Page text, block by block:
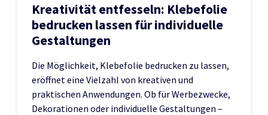
Kreativität entfesseln: Klebefolie
bedrucken lassen für individuelle
Gestaltungen
Die Möglichkeit, Klebefolie bedrucken zu lassen,
eröffnet eine Vielzahl von kreativen und
praktischen Anwendungen. Ob für Werbezwecke,
Dekorationen oder individuelle Gestaltungen –